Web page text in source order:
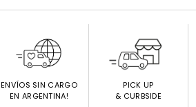
ENVÍOS SIN CARGO
EN ARGENTINA!
PICK UP
& CURBSIDE